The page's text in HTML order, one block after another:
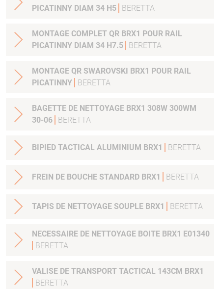
PICATINNY DIAM 34 H5
BERETTA
MONTAGE COMPLET QR BRX1 POUR RAIL
PICATINNY DIAM 34 H7.5
BERETTA
MONTAGE QR SWAROVSKI BRX1 POUR RAIL
PICATINNY
BERETTA
BAGETTE DE NETTOYAGE BRX1 308W 300WM
30-06
BERETTA
BIPIED TACTICAL ALUMINIUM BRX1 BERETTA
FREIN DE BOUCHE STANDARD BRX1 BERETTA
TAPIS DE NETTOYAGE SOUPLE BRX1 BERETTA
NECESSAIRE DE NETTOYAGE BOITE BRX1 E01340
BERETTA
VALISE DE TRANSPORT TACTICAL 143CM BRX1
BERETTA